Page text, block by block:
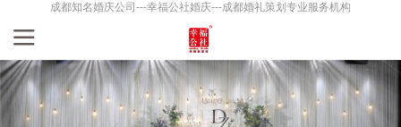
成都知名婚庆公司---幸福公社婚庆---成都婚礼策划专业服务机构